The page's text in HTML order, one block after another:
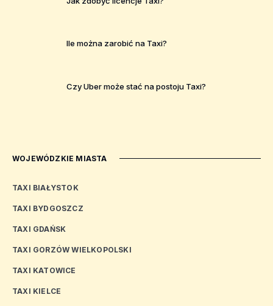
Ile można zarobić na Taxi?
Czy Uber może stać na postoju Taxi?
WOJEWÓDZKIE MIASTA
TAXI BIAŁYSTOK
TAXI BYDGOSZCZ
TAXI GDAŃSK
TAXI GORZÓW WIELKOPOLSKI
TAXI KATOWICE
TAXI KIELCE